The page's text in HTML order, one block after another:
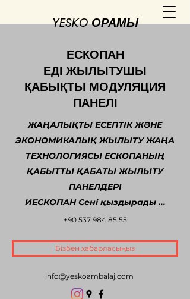
YESKO ОРАМЫ
ЕСКОПАН
ЕДІ ЖЫЛЫТУШЫ
ҚАБЫҚТЫ МОДУЛЯЦИЯ
ПАНЕЛІ
ЖАҢАЛЫҚТЫ ЕСЕПТІК ЖӘНЕ
ЭКОНОМИКАЛЫҚ ЖЫЛЫТУ ЖАҢА
ТЕХНОЛОГИЯСЫ ЕСКОПАНЫҢ
ҚАБЫТТЫ ҚАБАТЫ ЖЫЛЫТУ
ПАНЕЛДЕРІ
ИЕСКОПАН Сені қыздырады ...
+90 537 984 85 55
Бізбен хабарласыңыз
info@yeskoambalaj.com